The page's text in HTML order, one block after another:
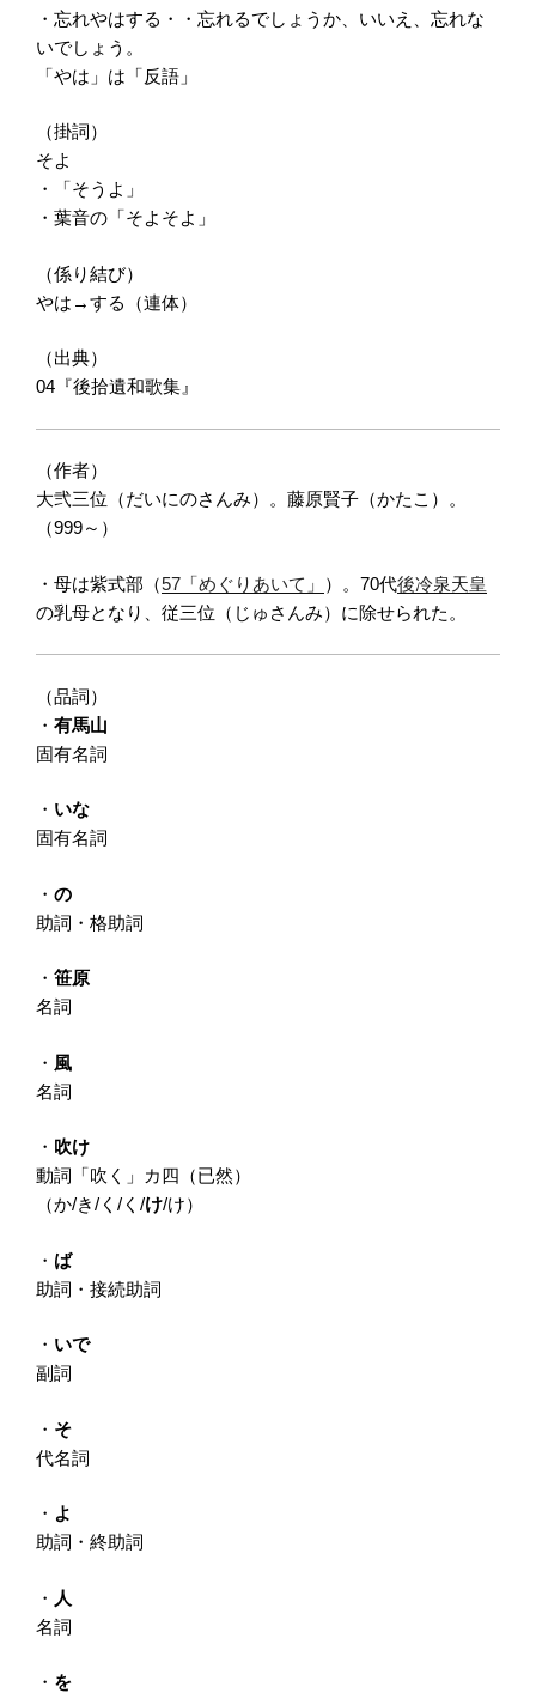
・忘れやはする・・忘れるでしょうか、いいえ、忘れな
いでしょう。
「やは」は「反語」
（掛詞）
そよ
・「そうよ」
・葉音の「そよそよ」
（係り結び）
やは→する（連体）
（出典）
04『後拾遺和歌集』
（作者）
大弐三位（だいにのさんみ）。藤原賢子（かたこ）。
（999～）
・母は紫式部（57「めぐりあいて」 ）。70代後冷泉天皇
の乳母となり、従三位（じゅさんみ）に除せられた。
（品詞）
・ 有馬山
固有名詞
・ いな
固有名詞
・ の
助詞・格助詞
・ 笹原
名詞
・ 風
名詞
・ 吹け
動詞「吹く」カ四（已然）
（か/き/く/く/け/け）
・ ば
助詞・接続助詞
・ いで
副詞
・ そ
代名詞
・ よ
助詞・終助詞
・ 人
名詞
・ を